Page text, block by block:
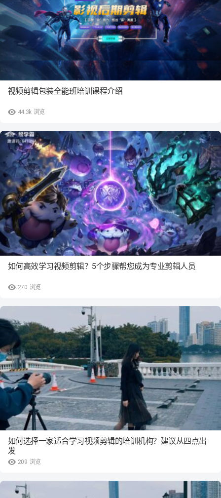
44.3k 浏览
视频剪辑包装全能班培训课程介绍
270 浏览
如何高效学习视频剪辑？5个步骤帮您成为专业剪辑人员
209 浏览
如何选择一家适合学习视频剪辑的培训机构？建议从四点出
发